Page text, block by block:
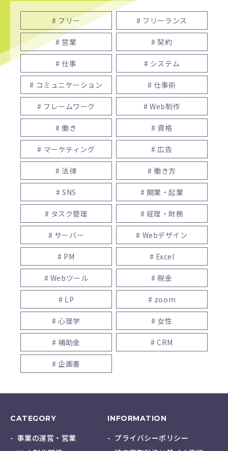
# フリー # フリーランス
# 営業 # 契約
# 仕事 # システム
# コミュニケーション # 仕事術
# フレームワーク # Web制作
# 働き # 資格
# マーケティング # 広告
# 法律 # 働き方
# SNS # 開業・起業
# タスク管理 # 経理・財務
# サーバー # Webデザイン
# PM # Excel
# Webツール # 税金
# LP # zoom
# 心理学 # 女性
# 補助金 # CRM
# 企画書
CATEGORY
事業の運営・営業
INFORMATION
プライバシーポリシー